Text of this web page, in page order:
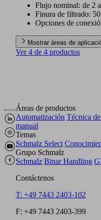
Flujo nominal: de 2
Finura de filtrado:
Opciones de
Mostrar áreas de
Ver 4 de 4 productos
Áreas de productos
Automatización Técnica
manual
Temas
Schmalz Select
Grupo Schmalz
Schmalz Binar Handling
Contáctenos
T: +49 7443 2403-102
F: +49 7443 2403-399